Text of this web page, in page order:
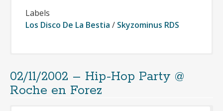
Labels
Los Disco De La Bestia / Skyzominus RDS
Cliquer pour télécharger gratuitement
(format mp3 320kbps + jaquettes)
02/11/2002 – Hip-Hop Party @
Roche en Forez